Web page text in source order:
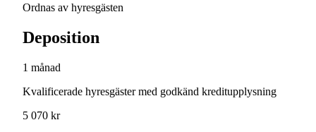
Ordnas av hyresgästen
Deposition
1 månad
Kvalificerade hyresgäster med godkänd kreditupplysning
5 070 kr